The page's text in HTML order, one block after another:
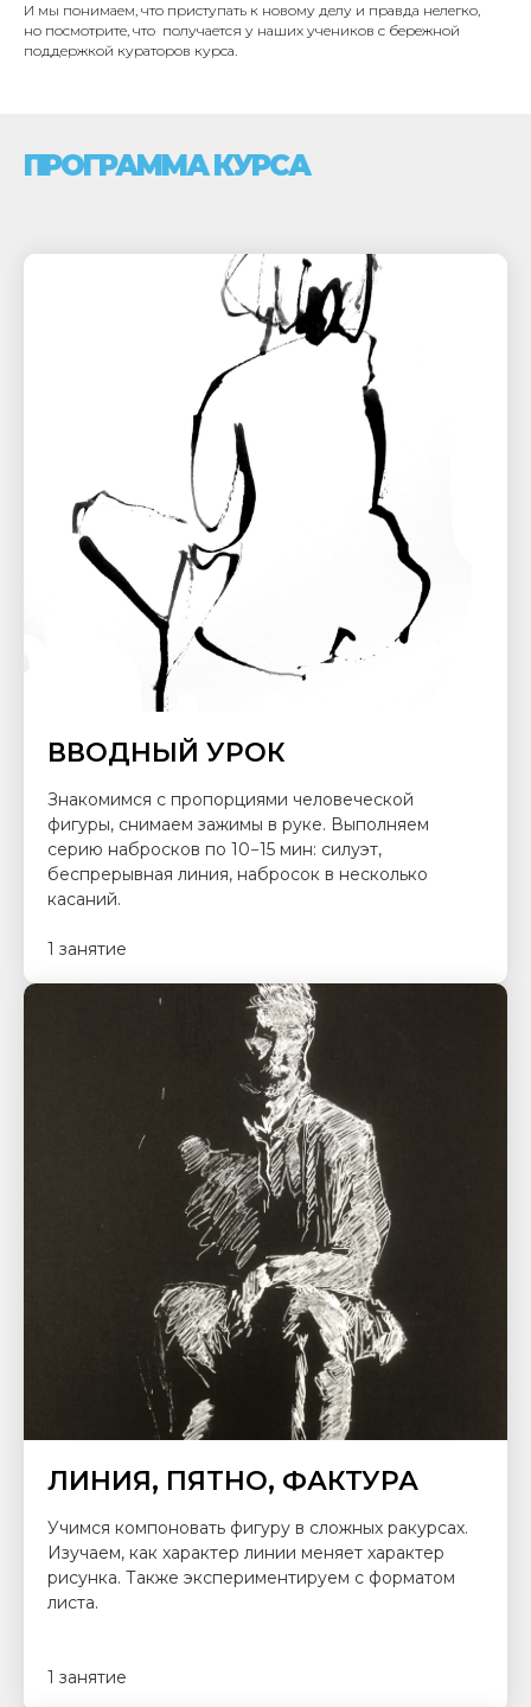
И мы понимаем, что приступать к новому делу и правда нелегко,
но посмотрите, что получается у наших учеников с бережной
поддержкой кураторов курса.
ПРОГРАММА КУРСА
ВВОДНЫЙ УРОК
Знакомимся с пропорциями человеческой
фигуры, снимаем зажимы в руке. Выполняем
серию набросков по 10−15 мин: силуэт,
беспрерывная линия, набросок в несколько
касаний.
1 занятие
ЛИНИЯ, ПЯТНО, ФАКТУРА
Учимся компоновать фигуру в сложных ракурсах.
Изучаем, как характер линии меняет характер
рисунка. Также экспериментируем с форматом
листа.
1 занятие